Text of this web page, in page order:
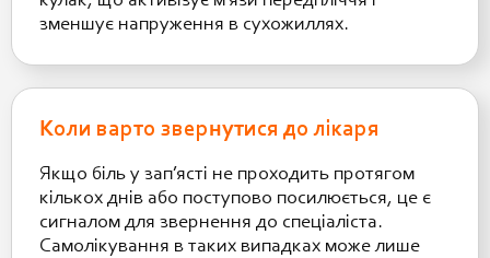
зменшує напруження в сухожиллях.
Коли варто звернутися до лікаря
Якщо біль у зап’ясті не проходить протягом
кількох днів або поступово посилюється, це є
сигналом для звернення до спеціаліста.
Самолікування в таких випадках може лише